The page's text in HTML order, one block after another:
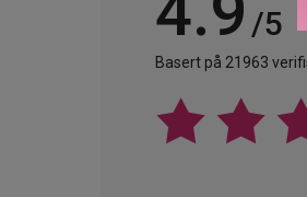
/5
Basert på 21963